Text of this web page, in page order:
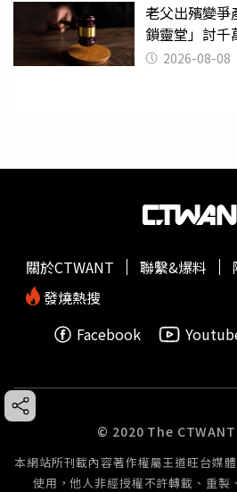
老父出殯變爭
鎖靈堂」討
2026-08-08
關於CTWANT 聯繫&爆料
發燒熱搜
Facebook
© 2020 The
本網站所刊載內容著作權屬王道旺台媒
使用，他人非經授權不許轉載、重製